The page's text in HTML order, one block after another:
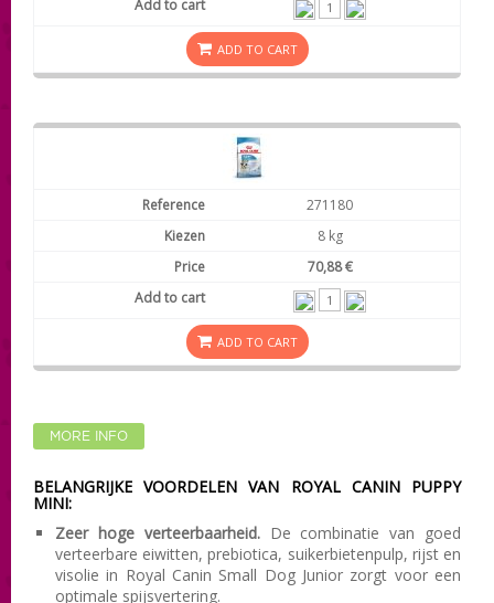
ADD TO CART
271180
8 kg
70,88 €
ADD TO CART
MORE INFO
BELANGRIJKE VOORDELEN VAN ROYAL CANIN PUPPY
MINI:
Zeer hoge verteerbaarheid. De combinatie van goed
verteerbare eiwitten, prebiotica, suikerbietenpulp, rijst en
visolie in Royal Canin Small Dog Junior zorgt voor een
optimale spijsvertering.